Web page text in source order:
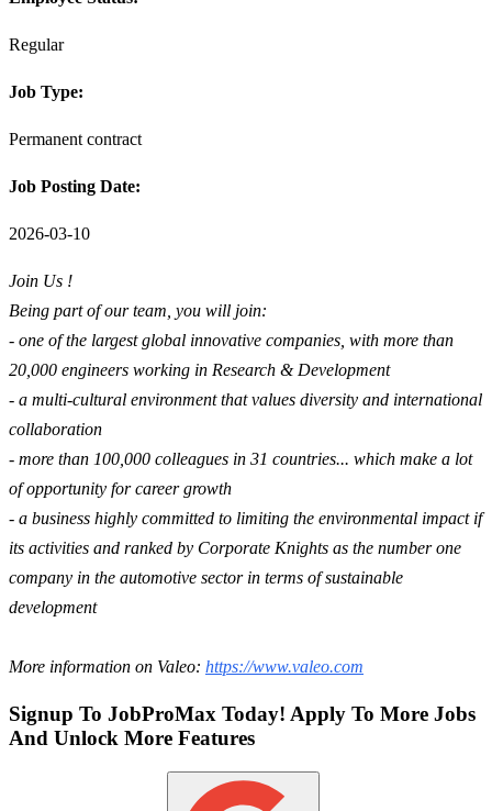
Regular
Job Type:
Permanent contract
Job Posting Date:
2026-03-10
Join Us !
Being part of our team, you will join:
- one of the largest global innovative companies, with more than
20,000 engineers working in Research & Development
- a multi-cultural environment that values diversity and international
collaboration
- more than 100,000 colleagues in 31 countries... which make a lot
of opportunity for career growth
- a business highly committed to limiting the environmental impact if
its activities and ranked by Corporate Knights as the number one
company in the automotive sector in terms of sustainable
development
More information on Valeo: https://www.valeo.com
Signup To JobProMax Today! Apply To More Jobs
And Unlock More Features